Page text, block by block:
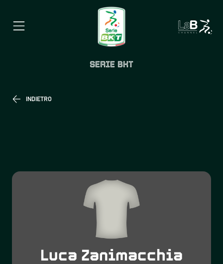
SERIE BKT
INDIETRO
Luca Zanimacchia